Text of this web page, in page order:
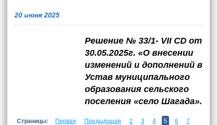
20 июня 2025
Решение № 33/1- VII CD от
30.05.2025г. «О внесении
изменений и дополнений в
Устав муниципального
образования сельского
поселения «село Шагада».
Страницы: Первая Предыдущая 2 3 4 5 6
7